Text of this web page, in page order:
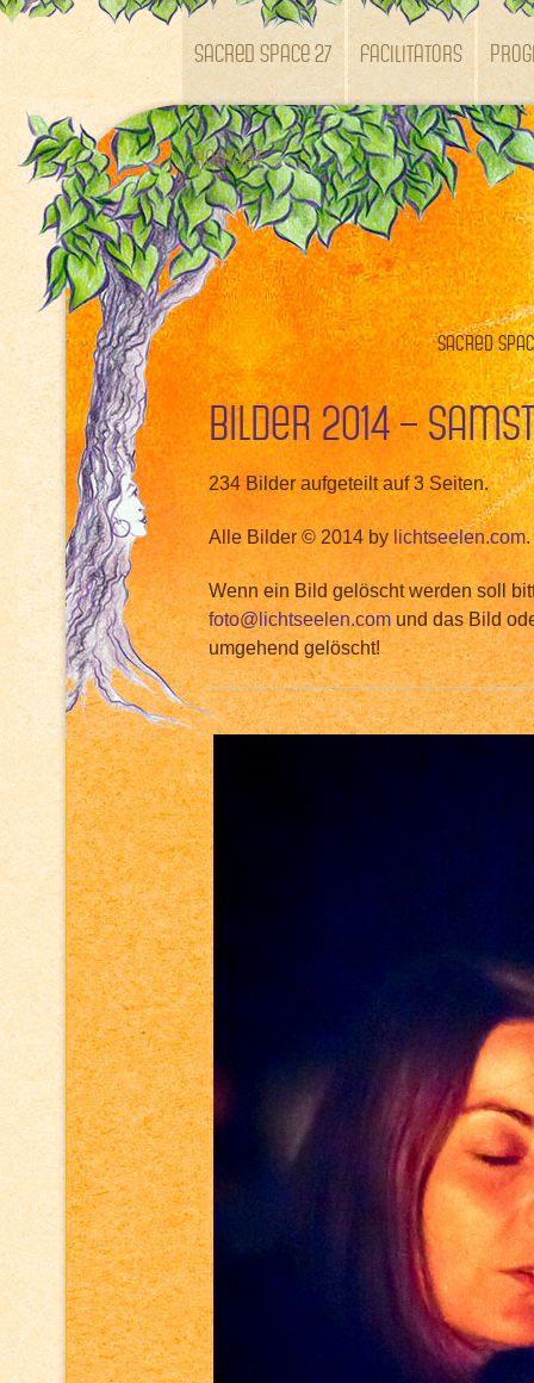
SACRED SPACE 27 Facilitators
Kontakt
Sacred
Bilder 2014 –
234 Bilder aufgeteilt auf 3 Seiten.
Alle Bilder © 2014 by lichtseelen.com.
Wenn ein Bild gelöscht werden soll
foto@lichtseelen.comund das Bild
umgehend gelöscht!